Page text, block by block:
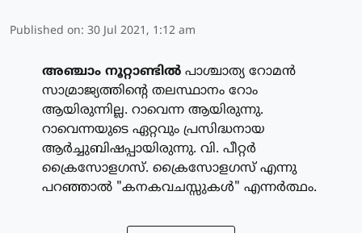
Published on: 30 Jul 2021, 1:12 am
അഞ്ചാം നൂറ്റാണ്ടില്‍ പാശ്ചാത്യ റോമന്‍
സാമ്രാജ്യത്തിന്റെ തലസ്ഥാനം റോം
ആയിരുന്നില്ല. റാവെന്ന ആയിരുന്നു.
റാവെന്നയുടെ ഏറ്റവും പ്രസിദ്ധനായ
ആര്‍ച്ചുബിഷപ്പായിരുന്നു. വി. പീറ്റര്‍
ക്രൈസോളഗസ്. ക്രൈസോളഗസ് എന്നു
പറഞ്ഞാല്‍ "കനകവചസ്സുകള്‍" എന്നര്‍ത്ഥം.